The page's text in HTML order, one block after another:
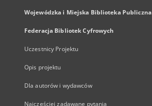
Wojewódzka i Miejska Biblioteka Publiczna
Federacja Bibliotek Cyfrowych
Uczestnicy Projektu
Opis projektu
Dla autorów i wydawców
Najczęściej zadawane pytania